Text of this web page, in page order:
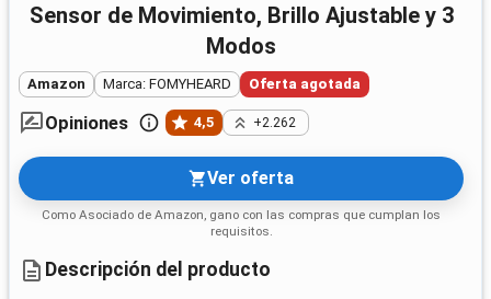
Sensor de Movimiento, Brillo Ajustable y 3
Modos
Amazon Marca: FOMYHEARD Oferta agotada
Opiniones 4,5 +2.262
Ver oferta
Como Asociado de Amazon, gano con las compras que cumplan los
requisitos.
Descripción del producto